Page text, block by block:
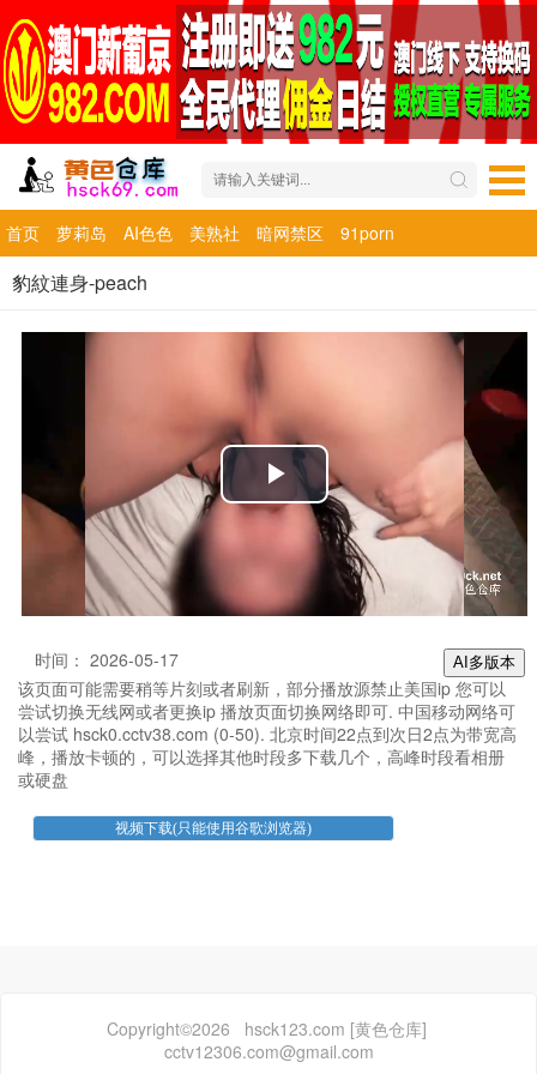
首页 萝莉岛 AI色色 美熟社 暗网禁区 91porn
豹紋連身-peach
AI多版本
时间： 2026-05-17
该页面可能需要稍等片刻或者刷新，部分播放源禁止美国ip 您可以
尝试切换无线网或者更换ip 播放页面切换网络即可. 中国移动网络可
以尝试 hsck0.cctv38.com (0-50). 北京时间22点到次日2点为带宽高
峰，播放卡顿的，可以选择其他时段多下载几个，高峰时段看相册
或硬盘
Copyright©2026 hsck123.com [黄色仓库]
cctv12306.com@gmail.com